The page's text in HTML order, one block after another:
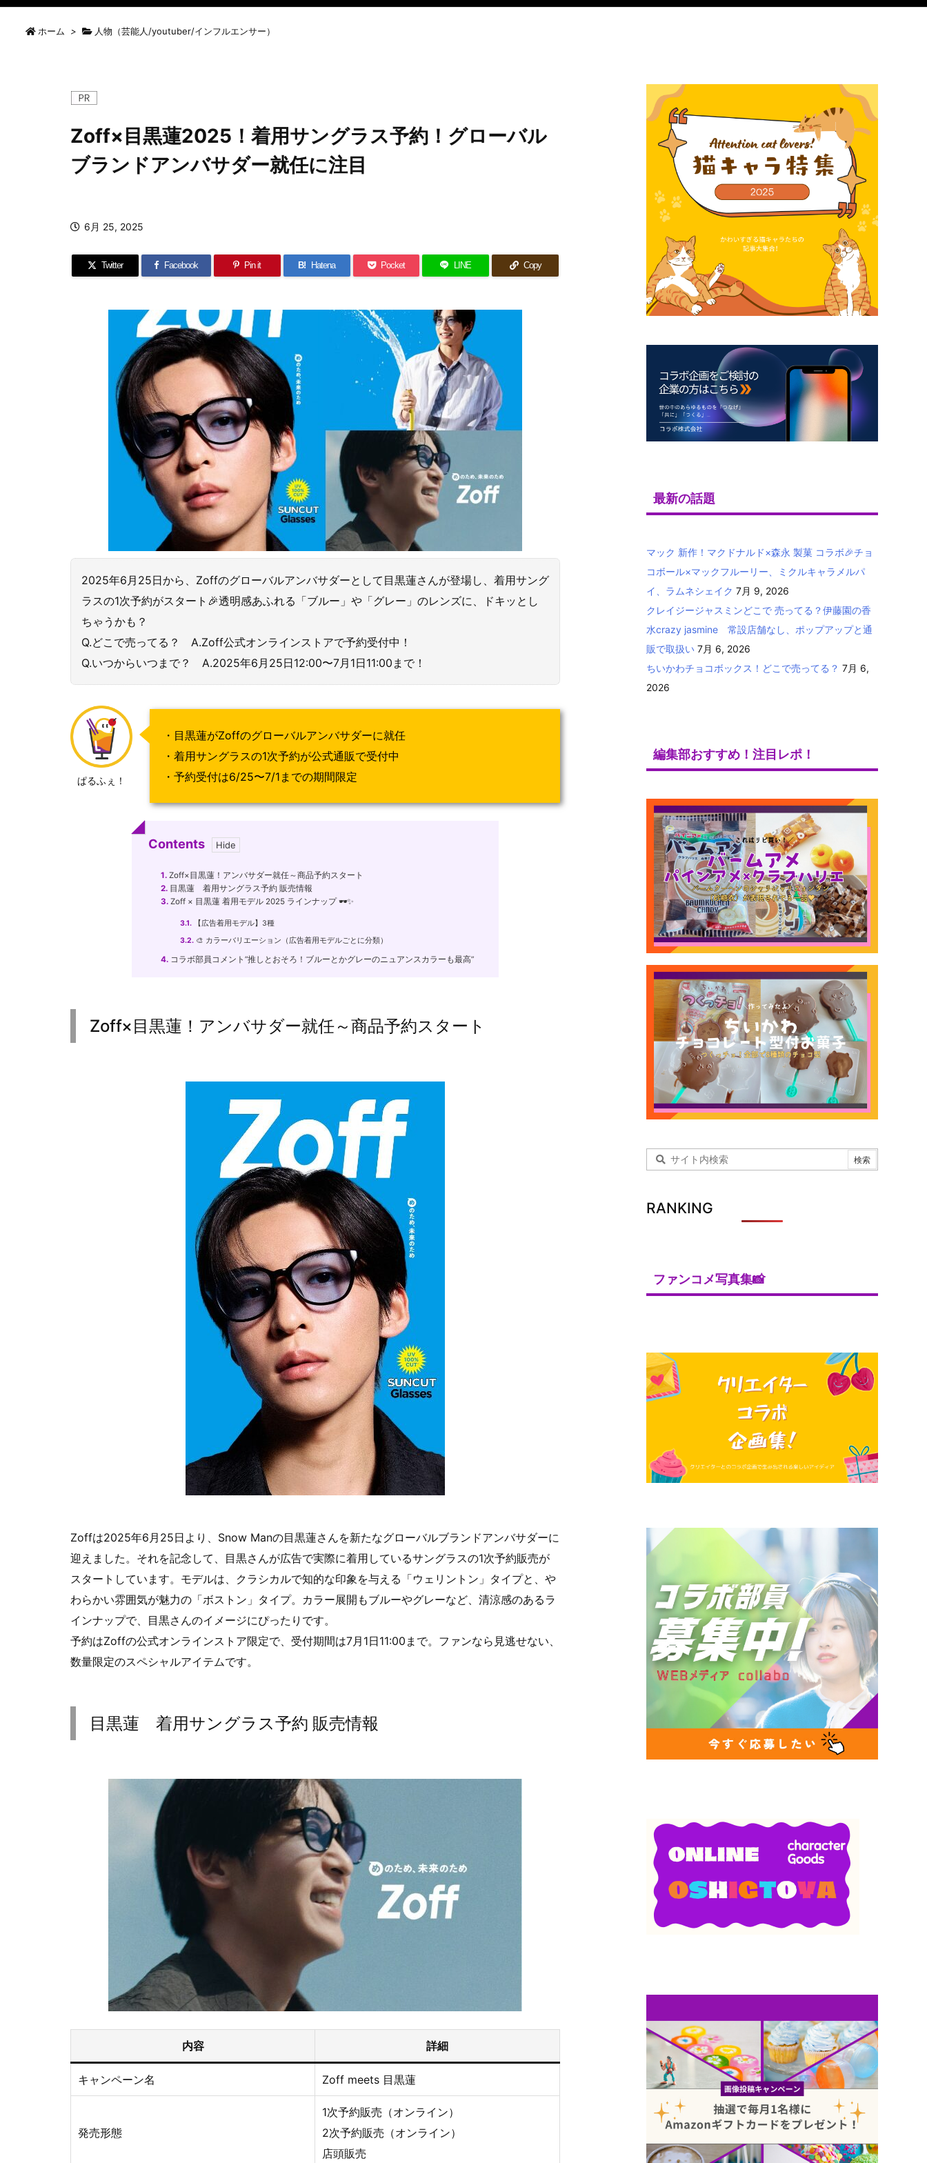
ホーム > 人物（芸能人/youtuber/インフルエンサー）
Zoff×目黒蓮2025！着用サングラス予約！グローバル
ブランドアンバサダー就任に注目
6月 25, 2025
Twitter Facebook Pin it B! Hatena Pocket LINE Copy
2025年6月25日から、Zoffのグローバルアンバサダーとして目黒蓮さんが登場し、着用サング
ラスの1次予約がスタート🎉透明感あふれる「ブルー」や「グレー」のレンズに、ドキッとし
ちゃうかも？
Q.どこで売ってる？ A.Zoff公式オンラインストアで予約受付中！
Q.いつからいつまで？ A.2025年6月25日12:00〜7月1日11:00まで！
ぱるふぇ！
・目黒蓮がZoffのグローバルアンバサダーに就任
・着用サングラスの1次予約が公式通販で受付中
・予約受付は6/25〜7/1までの期間限定
Contents
1. Zoff×目黒蓮！アンバサダー就任～商品予約スタート
2. 目黒蓮 着用サングラス予約 販売情報
3. Zoff × 目黒蓮 着用モデル 2025 ラインナップ 🕶✨
3.1. 【広告着用モデル】3種
3.2. 🎨 カラーバリエーション（広告着用モデルごとに分類）
4. コラボ部員コメント”推しとおそろ！ブルーとかグレーのニュアンスカラーも最高”
Zoff×目黒蓮！アンバサダー就任～商品予約スタート
Zoffは2025年6月25日より、Snow Manの目黒蓮さんを新たなグローバルブランドアンバサダーに
迎えました。それを記念して、目黒さんが広告で実際に着用しているサングラスの1次予約販売が
スタートしています。モデルは、クラシカルで知的な印象を与える「ウェリントン」タイプと、や
わらかい雰囲気が魅力の「ボストン」タイプ。カラー展開もブルーやグレーなど、清涼感のあるラ
インナップで、目黒さんのイメージにぴったりです。
予約はZoffの公式オンラインストア限定で、受付期間は7月1日11:00まで。ファンなら見逃せない、
数量限定のスペシャルアイテムです。
目黒蓮 着用サングラス予約 販売情報
内容 詳細
キャンペーン名 Zoff meets 目黒蓮
発売形態
1次予約販売（オンライン）
2次予約販売（オンライン）
店頭販売
最新の話題
マック 新作！マクドナルド×森永 製菓 コラボ🎉チョ
コボール×マックフルーリー、ミクルキャラメルパ
イ、ラムネシェイク 7月 9, 2026
クレイジージャスミンどこで 売ってる？伊藤園の香
水crazy jasmine 常設店舗なし、ポップアップと通
販で取扱い 7月 6, 2026
ちいかわチョコボックス！どこで売ってる？ 7月 6,
2026
編集部おすすめ！注目レポ！
RANKING
ファンコメ写真集📸